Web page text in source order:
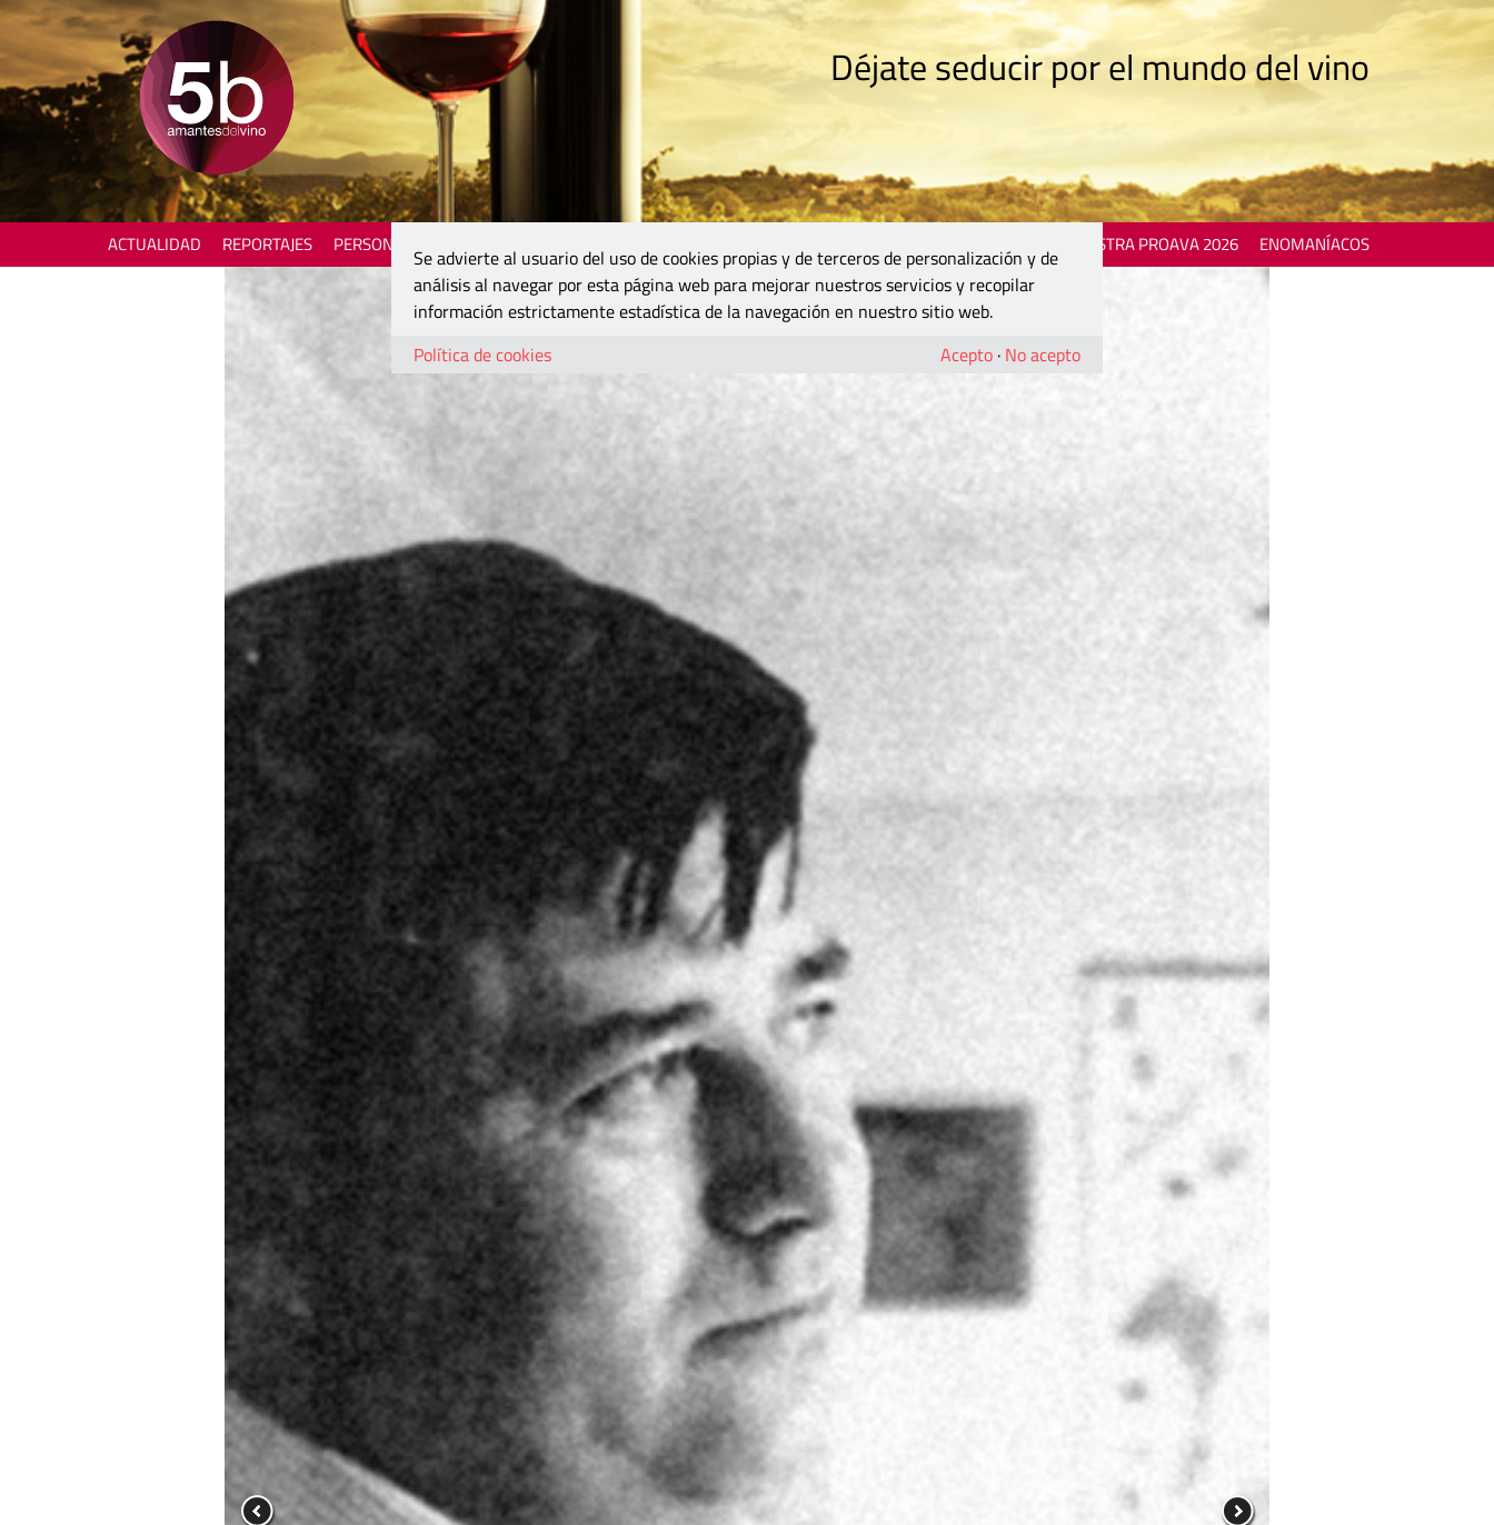
Déjate seducir por el mundo del vino
ACTUALIDAD REPORTAJES PERSONAJES MOSTRA PROAVA 2026 ENOMANÍACOS
Se advierte al usuario del uso de cookies propias y de terceros de personalización y de
análisis al navegar por esta página web para mejorar nuestros servicios y recopilar
información estrictamente estadística de la navegación en nuestro sitio web.
Política de cookies
Acepto · No acepto